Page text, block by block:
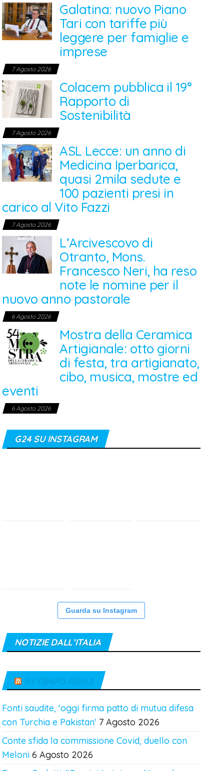
Galatina: nuovo Piano
Tari con tariffe più
leggere per famiglie e
imprese
7 Agosto 2026
Colacem pubblica il 19°
Rapporto di
Sostenibilità
7 Agosto 2026
ASL Lecce: un anno di
Medicina Iperbarica,
quasi 2mila sedute e
100 pazienti presi in
carico al Vito Fazzi
7 Agosto 2026
L’Arcivescovo di
Otranto, Mons.
Francesco Neri, ha reso
note le nomine per il
nuovo anno pastorale
6 Agosto 2026
Mostra della Ceramica
Artigianale: otto giorni
di festa, tra artigianato,
cibo, musica, mostre ed
eventi
6 Agosto 2026
G24 SU INSTAGRAM
Guarda su Instagram
NOTIZIE DALL’ITALIA
IN TEMPO REALE
Fonti saudite, 'oggi firma patto di mutua difesa
con Turchia e Pakistan' 7 Agosto 2026
Conte sfida la commissione Covid, duello con
Meloni 6 Agosto 2026